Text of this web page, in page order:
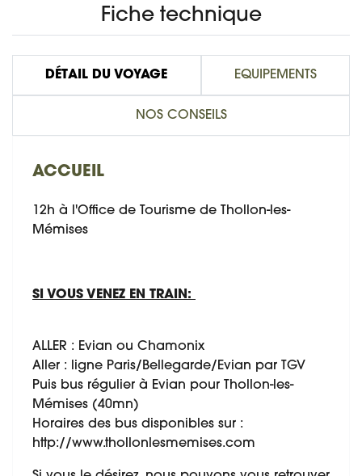
Fiche technique
DÉTAIL DU VOYAGE EQUIPEMENTS
NOS CONSEILS
ACCUEIL
12h à l'Office de Tourisme de Thollon-les-
Mémises
SI VOUS VENEZ EN TRAIN:
ALLER : Evian ou Chamonix
Aller : ligne Paris/Bellegarde/Evian par TGV
Puis bus régulier à Evian pour Thollon-les-
Mémises (40mn)
Horaires des bus disponibles sur :
http://www.thollonlesmemises.com